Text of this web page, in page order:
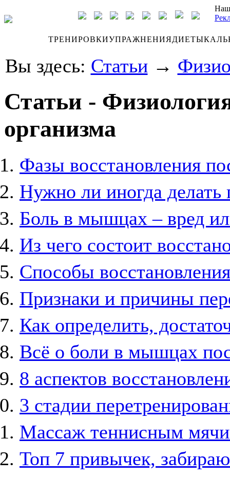
ТРЕНИРОВКИУПРАЖНЕНИЯДИЕТЫ
Вы здесь: Статьи→
Статьи -
организма
Фазы восстановления
Нужно ли иногда делать
Боль в мышцах – вред
Из чего состоит
Способы
Признаки и причины
Как определить,
Всё о боли в мышцах
8 аспектов
3 стадии
Массаж теннисным
Топ 7 привычек,